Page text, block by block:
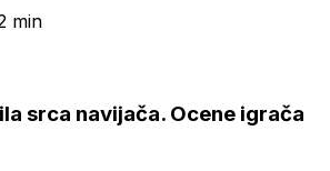
min
srca navijača. Ocene igrača